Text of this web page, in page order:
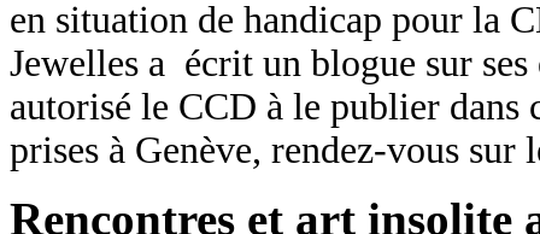
en situation de handicap pour la
Jewelles a écrit un blogue sur
autorisé le CCD à le publier
prises à Genève, rendez-vous sur
Rencontres et art insolite